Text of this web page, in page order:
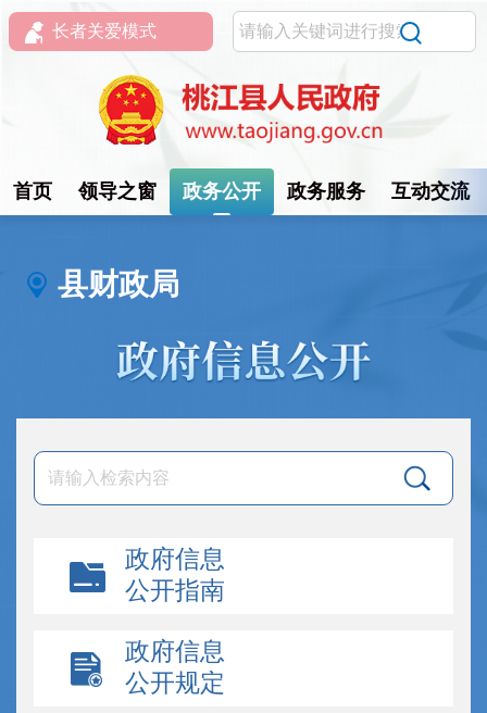
长者关爱模式
首页 领导之窗 政务公开 政务服务 互动交流
县财政局
政府信息
公开指南
政府信息
公开规定